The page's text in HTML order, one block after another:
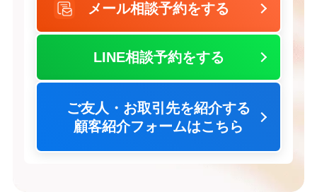
メール相談予約をする
LINE相談予約をする
ご友人・お取引先を紹介する
顧客紹介フォームはこちら